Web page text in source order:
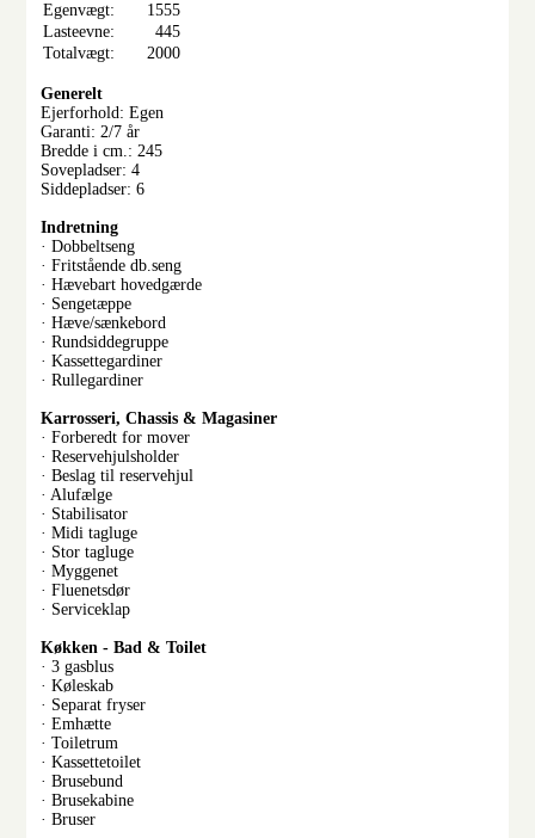
Egenvægt:
1555
Lasteevne:
445
Totalvægt:
2000
Generelt
Ejerforhold: Egen
Garanti: 2/7 år
Bredde i cm.: 245
Sovepladser: 4
Siddepladser: 6
Indretning
· Dobbeltseng
· Fritstående db.seng
· Hævebart hovedgærde
· Sengetæppe
· Hæve/sænkebord
· Rundsiddegruppe
· Kassettegardiner
· Rullegardiner
Karrosseri, Chassis & Magasiner
· Forberedt for mover
· Reservehjulsholder
· Beslag til reservehjul
· Alufælge
· Stabilisator
· Midi tagluge
· Stor tagluge
· Myggenet
· Fluenetsdør
· Serviceklap
Køkken - Bad & Toilet
· 3 gasblus
· Køleskab
· Separat fryser
· Emhætte
· Toiletrum
· Kassettetoilet
· Brusebund
· Brusekabine
· Bruser